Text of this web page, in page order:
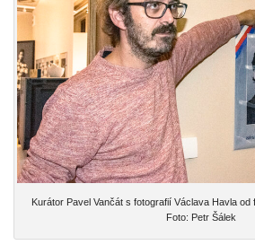
Kurátor Pavel Vančát s fotografií Václava Havla od
Foto: Petr Šálek